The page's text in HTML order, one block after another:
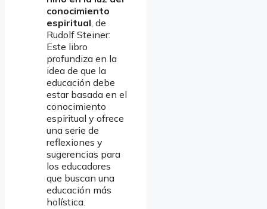
conocimiento
espiritual, de
Rudolf Steiner:
Este libro
profundiza en la
idea de que la
educación debe
estar basada en el
conocimiento
espiritual y ofrece
una serie de
reflexiones y
sugerencias para
los educadores
que buscan una
educación más
holística.